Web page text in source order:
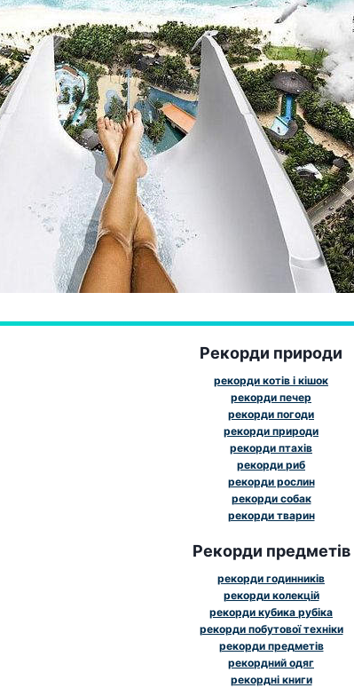
Рекорди природи
рекорди котів і кішок
рекорди печер
рекорди погоди
рекорди природи
рекорди птахів
рекорди риб
рекорди рослин
рекорди собак
рекорди тварин
Рекорди предметів
рекорди годинників
рекорди колекцій
рекорди кубика рубіка
рекорди побутової техніки
рекорди предметів
рекордний одяг
рекордні книги